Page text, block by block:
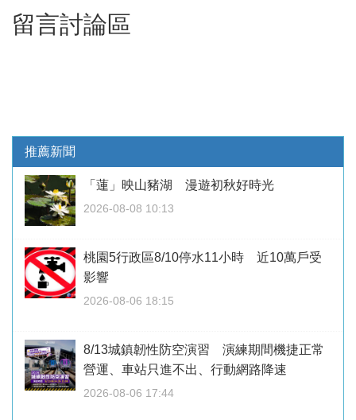
留言討論區
推薦新聞
「蓮」映山豬湖 漫遊初秋好時光
2026-08-08 10:13
桃園5行政區8/10停水11小時 近10萬戶受
影響
2026-08-06 18:15
8/13城鎮韌性防空演習 演練期間機捷正常
營運、車站只進不出、行動網路降速
2026-08-06 17:44